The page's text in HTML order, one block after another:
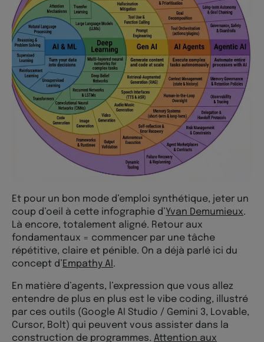
Et pour un bon mode d’emploi synthétique, jeter un
coup d’oeil à cette infographie d’Yvan Demumieux.
Là encore, totalement aligné. Retour aux
fondamentaux = commencer par une tâche
répétitive, claire et pénible. On a déjà parlé ici du
concept d’Empathy AI .
En matière d’agents, l’expression que vous allez
entendre de plus en plus est le vibe coding, illustré
par ces outils (Google AI Studio / Gemini 3, Lovable,
Cursor, Bolt) qui peuvent vous assister dans la
construction de programmes. Attention aux